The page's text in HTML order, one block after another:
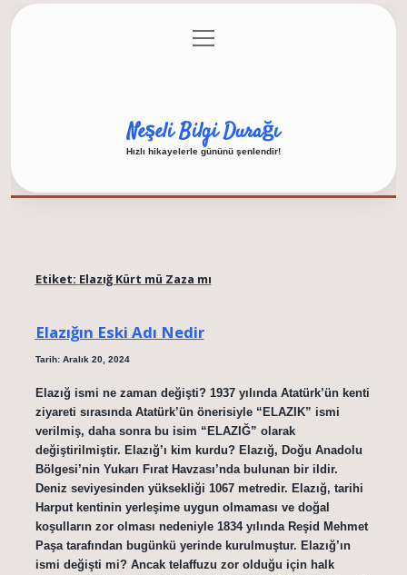
Gizlilik Politikası
menüyü
aç
Neşeli Bilgi Durağı
Hızlı hikayelerle gününü şenlendir!
Etiket: Elazığ Kürt mü Zaza mı
Elazığın Eski Adı Nedir
Tarih: Aralık 20, 2024
Elazığ ismi ne zaman değişti? 1937 yılında Atatürk’ün kenti
ziyareti sırasında Atatürk’ün önerisiyle “ELAZIK” ismi
verilmiş, daha sonra bu isim “ELAZIĞ” olarak
değiştirilmiştir. Elazığ’ı kim kurdu? Elazığ, Doğu Anadolu
Bölgesi’nin Yukarı Fırat Havzası’nda bulunan bir ildir.
Deniz seviyesinden yüksekliği 1067 metredir. Elazığ, tarihi
Harput kentinin yerleşime uygun olmaması ve doğal
koşulların zor olması nedeniyle 1834 yılında Reşid Mehmet
Paşa tarafından bugünkü yerinde kurulmuştur. Elazığ’ın
ismi değişti mi? Ancak telaffuzu zor olduğu için halk